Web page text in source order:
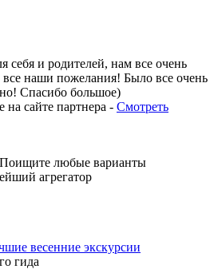
себя и родителей, нам все очень
все наши пожелания! Было все очень
Спасибо большое)
на сайте партнера - Смотреть
любые варианты
агрегатор
весенние экскурсии
гида